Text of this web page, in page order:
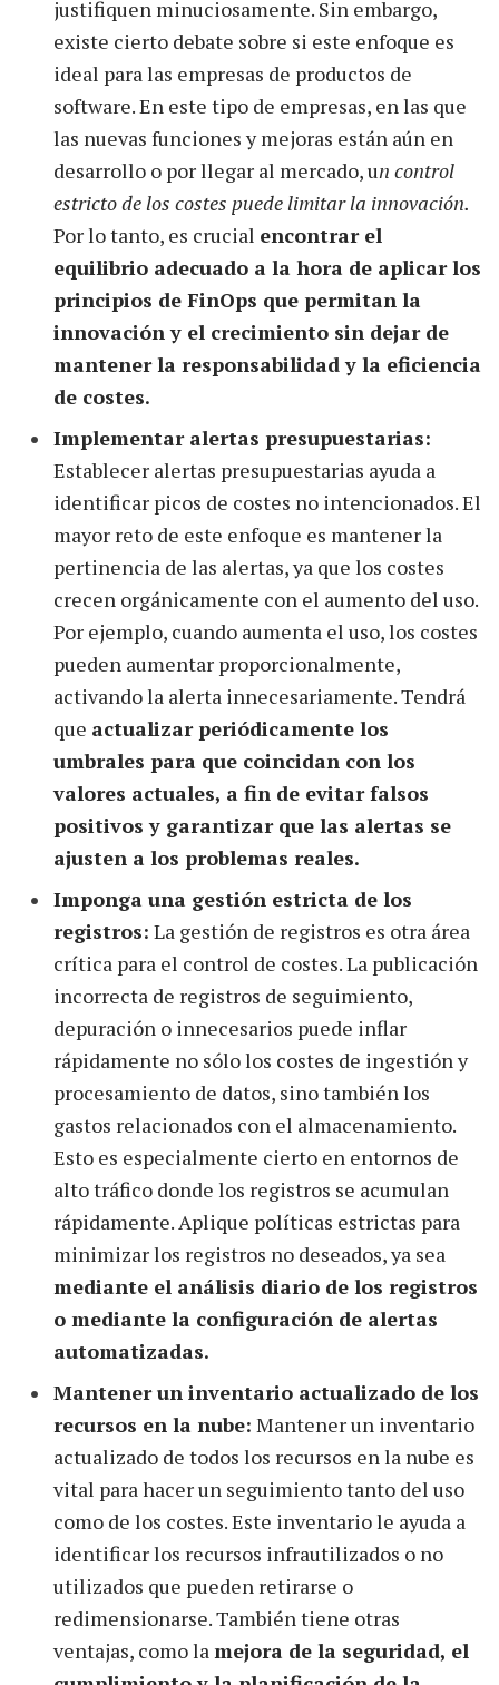
justifiquen minuciosamente. Sin embargo,
existe cierto debate sobre si este enfoque es
ideal para las empresas de productos de
software. En este tipo de empresas, en las que
las nuevas funciones y mejoras están aún en
desarrollo o por llegar al mercado, un control
estricto de los costes puede limitar la innovación.
Por lo tanto, es crucial encontrar el
equilibrio adecuado a la hora de aplicar los
principios de FinOps que permitan la
innovación y el crecimiento sin dejar de
mantener la responsabilidad y la eficiencia
de costes.
Implementar alertas presupuestarias:
Establecer alertas presupuestarias ayuda a
identificar picos de costes no intencionados. El
mayor reto de este enfoque es mantener la
pertinencia de las alertas, ya que los costes
crecen orgánicamente con el aumento del uso.
Por ejemplo, cuando aumenta el uso, los costes
pueden aumentar proporcionalmente,
activando la alerta innecesariamente. Tendrá
que actualizar periódicamente los
umbrales para que coincidan con los
valores actuales, a fin de evitar falsos
positivos y garantizar que las alertas se
ajusten a los problemas reales.
Imponga una gestión estricta de los
registros: La gestión de registros es otra área
crítica para el control de costes. La publicación
incorrecta de registros de seguimiento,
depuración o innecesarios puede inflar
rápidamente no sólo los costes de ingestión y
procesamiento de datos, sino también los
gastos relacionados con el almacenamiento.
Esto es especialmente cierto en entornos de
alto tráfico donde los registros se acumulan
rápidamente. Aplique políticas estrictas para
minimizar los registros no deseados, ya sea
mediante el análisis diario de los registros
o mediante la configuración de alertas
automatizadas.
Mantener un inventario actualizado de los
recursos en la nube: Mantener un inventario
actualizado de todos los recursos en la nube es
vital para hacer un seguimiento tanto del uso
como de los costes. Este inventario le ayuda a
identificar los recursos infrautilizados o no
utilizados que pueden retirarse o
redimensionarse. También tiene otras
ventajas, como lamejora de la seguridad, el